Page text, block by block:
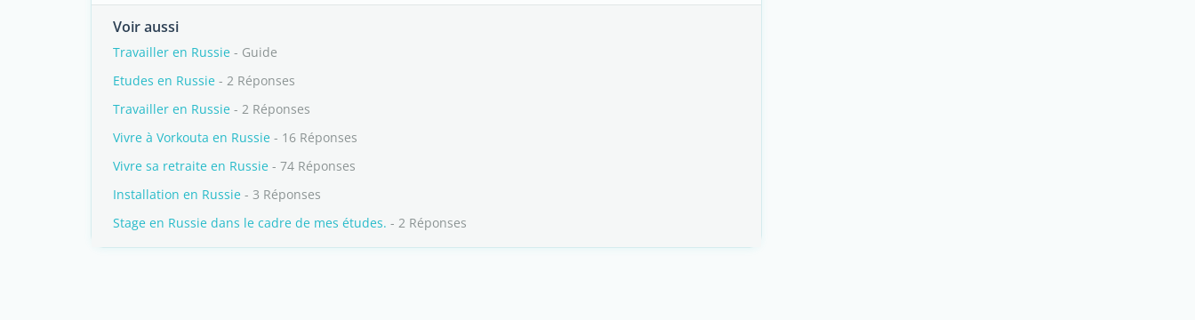
Voir aussi
Travailler en Russie - Guide
Etudes en Russie - 2 Réponses
Travailler en Russie - 2 Réponses
Vivre à Vorkouta en Russie - 16 Réponses
Vivre sa retraite en Russie - 74 Réponses
Installation en Russie - 3 Réponses
Stage en Russie dans le cadre de mes études. - 2 Réponses